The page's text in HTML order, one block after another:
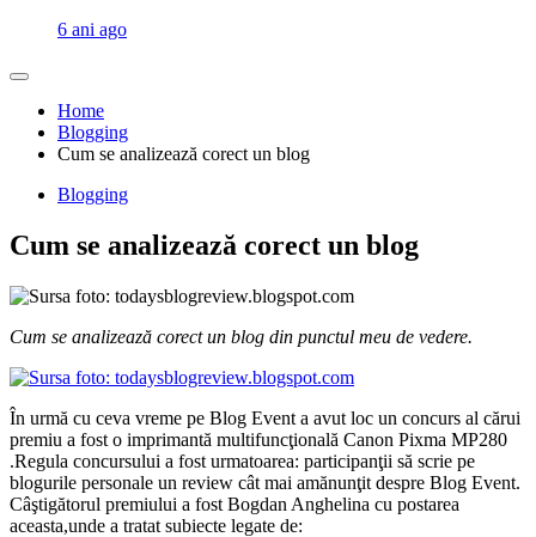
6 ani ago
Home
Blogging
Cum se analizează corect un blog
Blogging
Cum se analizează corect un blog
Cum se analizează corect un blog din punctul meu de vedere.
În urmă cu ceva vreme pe Blog Event a avut loc un concurs al cărui
premiu a fost o imprimantă multifuncţională Canon Pixma MP280
.Regula concursului a fost urmatoarea: participanţii să scrie pe
blogurile personale un review cât mai amănunţit despre Blog Event.
Câştigătorul premiului a fost Bogdan Anghelina cu postarea
aceasta,unde a tratat subiecte legate de: